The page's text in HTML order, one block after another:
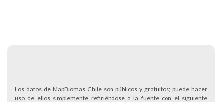
Los datos de MapBiomas Chile son públicos y gratuitos; puede hacer
uso de ellos simplemente refiriéndose a la fuente con el siguiente